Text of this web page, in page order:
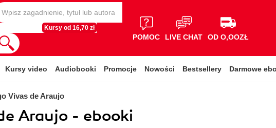
Kursy od 16,70 zł
POMOC LIVE CHAT OD O,OOZŁ
Kursy video Audiobooki Promocje Nowości Bestsellery Darmowe
Vivas de Araujo
Araujo - ebooki